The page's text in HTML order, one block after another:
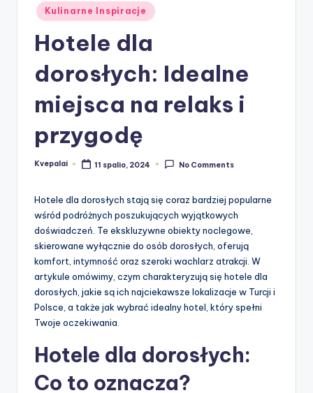
Posted
in
Kulinarne Inspiracje
Hotele dla
dorosłych: Idealne
miejsca na relaks i
przygodę
Posted
Kvepalai 11 spalio, 2024 No Comments
Hotele dla dorosłych stają się coraz bardziej popularne
wśród podróżnych poszukujących wyjątkowych
doświadczeń. Te ekskluzywne obiekty noclegowe,
skierowane wyłącznie do osób dorosłych, oferują
komfort, intymność oraz szeroki wachlarz atrakcji. W
artykule omówimy, czym charakteryzują się hotele dla
dorosłych, jakie są ich najciekawsze lokalizacje w Turcji i
Polsce, a także jak wybrać idealny hotel, który spełni
Twoje oczekiwania.
Hotele dla dorosłych:
Co to oznacza?